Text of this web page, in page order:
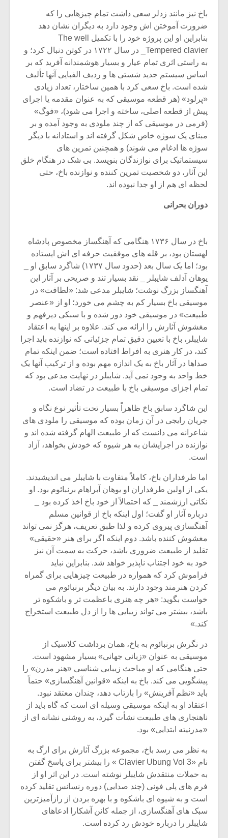
باخ نیز مانند زدلر سعى داشت تمام چیزهایى را که
ضرورت آموختن اش وجود دارد به دیگران نشان دهد
بنابراین او این پروژه خود را با تکمیل The well
_Tempered clavier در سال ۱۷۲۲ در کوتن دنبال کرد؛ و
به راستى اثرى تمام عیار و بسیار هوشمندانه آفرید که بر
اساس سیستم جدید شستى ها و ردیف الفبایى آنها تألیف
شده است. باخ سعى کرد با همین ساختار، تعداد زیادى
«پرلود» (هر قطعه موسیقى که به عنوان مقدمه یا اجراى
پیش از قطعه اصلى، ساخته و اجرا مى شود)، «فوگ»
(فرمى در موسیقى که از چند ملودى به وجود آمده و بر
مبناى یک سوژه خاص شکل گرفته اند و استادانه با دیگر
سوژه ها ادغام مى شوند) و همچنین تمرین هاى
سیستماتیک براى نوازندگان بنویسد. بى شک در هنگام خلق
این آثار، دو شخصیت تمرین کننده و نوازنده باخ، حتى
لحظه اى هم از او جدا نبوده اند.
دوران بحرانى
باخ در سال ۱۷۳۶ هنگامى که آهنگساز مخصوص پادشاه
لهستان بود، بر قله هاى موفقیت حرفه اى اش ایستاده
بود؛ اما یک سال بعد (حدود سال ۱۷۳۷) شاگرد سابق او _
یوهان آدلف شایبلر _ نقد بسیار تند و صریحى بر آثار این
آهنگساز بزرگ نوشت؛ شایبلر مدعى شد: «لطافت» در
موسیقى باخ بسیار کم به چشم مى خورد؛ او از «عنصر
طبیعت» در موسیقى خود دور شده و با سبکى دیرفهم و
مغشوش آثارش را ارائه مى کند. علاوه بر اینها به اعتقاد
شایبلر، باخ با تعیین دقیق تمام جزئیاتى که نوازنده باید اجرا
کند، در کار هنرى به افراط افتاده است؛ ضمن اینکه تمام
صداها در آثار باخ به یک اندازه مهم بوده و از ترکیب آنها یک
خط واحد به وجود نمى آید. شایبلر در نهایت مدعى بود که
تمام اجزاى موسیقى باخ با طبیعت در تضاد است.
این شاگرد سابق باخ ظاهراً بسیار تحت تأثیر نوع نگاه و
جریان رایجى در آن زمان بوده که موسیقى را ملودى هاى
شاعرانه مى دانست که از طبیعت الهام گرفته شده اند و
نوازنده در اجرایشان به هر شیوه که خودش بخواهد، آزاد
است.
اما طرفداران باخ، کاملاً متفاوت با شایبلر مى اندیشیدند.
یکى از اولین طرفداران او یوهان آبراهام برنبائوم بود. او
نکاتى ارزشمند _ که احتمالاً از خود باخ اخذ کرده بود _
درباره آثار او گفت؛ اول اینکه باخ از قوانین مسلم
آهنگسازى پیروى کرده و لذا طبق تعریف، هرگز نمى تواند
مغشوش کننده باشد. دوم اینکه اگر براى هنر «حقیقى»
تقلید از طبیعت ضرورى باشد، حرکت به سمت آن نیز
خود به خود اجتناب ناپذیر خواهد شد. بنابراین نباید
فراموش کرد که همواره در طبیعت چیزهایى براى گمراه
کردن هنرمند وجود دارند. به بیان دیگر برنبائوم مى
خواست بگوید: «هر چه هنرى باعظمت تر و باشکوه تر
باشد، بیشتر مى تواند زیبایى ها را از دل طبیعت استخراج
کند.»
در نگرش برنبائوم به باخ، همان برداشت کلاسیک از
موسیقى به عنوان «زبانى جهانى» بسیار مشهود است.
حتى هنگامى که او مباحث زیبایى شناسى «هنر مدرن» را
پیشگویى مى کند. باخ به اینکه «قوانین آهنگسازى» حتماً
باید «نظم آفرینش» را بازتاب دهد، چندان معتقد نبود.
اعتقاد او به اینکه موسیقى وسیله اى است که گاه باید از
ناهنجارى هاى طبیعت نشأت گیرد، به روشنى نشانه اى از
«مدرنیته ابتدایى» بود.
به نظر مى رسد باخ، مجموعه بزرگ آثارش براى ارگ به
نام «Clavier Ubung Vol 3 » را بیشتر براى پاسخ گفتن
به حملات منتقدش شایبلر نوشته است. در این اثر او از
فرم هاى پلى فونى (چند صدایى) دوره رنسانس تقلید کرده
است و به شیوه اى باشکوه و با بهره بردن از رازآمیزترین
سبک هاى آهنگسازى، از جمله کانن آشکارا ادعاهاى
شایبلر را درباره خودش رد کرده است.